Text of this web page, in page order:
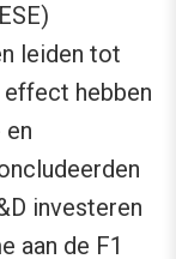
leiden tot
hebben
investeren
aan de F1